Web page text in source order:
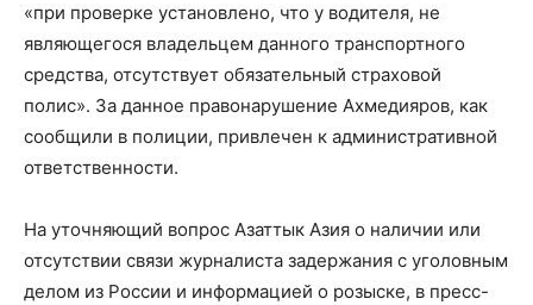
«при проверке установлено, что у водителя, не
являющегося владельцем данного транспортного
средства, отсутствует обязательный страховой
полис». За данное правонарушение Ахмедияров, как
сообщили в полиции, привлечен к административной
ответственности.
На уточняющий вопрос Азаттык Азия о наличии или
отсутствии связи журналиста задержания с уголовным
делом из России и информацией о розыске, в пресс-